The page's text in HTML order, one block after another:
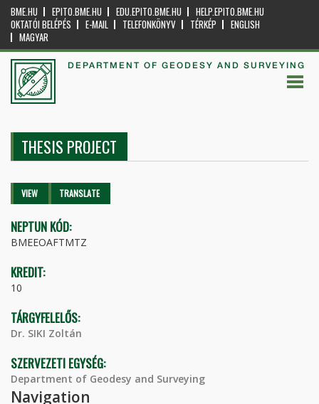
BME.HU EPITO.BME.HU EDU.EPITO.BME.HU
HELP.EPITO.BME.HU
OKTATÓI BELÉPÉS
E-MAIL TELEFONKÖNYV TÉRKÉP
ENGLISH
MAGYAR
DEPARTMENT OF GEODESY AND SURVEYING
THESIS PROJECT
Primary tabs
VIEW (ACTIVETRANSLATE
NEPTUN KÓD:
BMEEOAFTMTZ
KREDIT:
10
TÁRGYFELELŐS:
Dr. SIKI Zoltán
SZERVEZETI EGYSÉG:
Department of Geodesy and Surveying
Navigation